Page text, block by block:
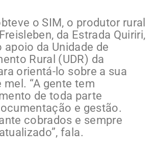
o SIM, o produtor rural
da Estrada Quiriri,
da Unidade de
Rural (UDR) da
orientá-lo sobre a sua
“A gente tem
de toda parte
e gestão.
cobrados e sempre
fala.